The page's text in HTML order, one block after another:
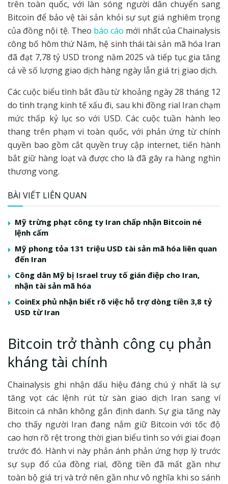
trên toàn quốc, với làn sóng người dân chuyển sang
Bitcoin để bảo vệ tài sản khỏi sự sụt giá nghiêm trọng
của đồng nội tệ. Theo báo cáo mới nhất của Chainalysis
công bố hôm thứ Năm, hệ sinh thái tài sản mã hóa Iran
đã đạt 7,78 tỷ USD trong năm 2025 và tiếp tục gia tăng
cả về số lượng giao dịch hàng ngày lẫn giá trị giao dịch.
Các cuộc biểu tình bắt đầu từ khoảng ngày 28 tháng 12
do tình trạng kinh tế xấu đi, sau khi đồng rial Iran chạm
mức thấp kỷ lục so với USD. Các cuộc tuần hành leo
thang trên phạm vi toàn quốc, với phản ứng từ chính
quyền bao gồm cắt quyền truy cập internet, tiến hành
bắt giữ hàng loạt và được cho là đã gây ra hàng nghìn
thương vong.
BÀI VIẾT LIÊN QUAN
Mỹ trừng phạt công ty Iran chấp nhận Bitcoin né
lệnh cấm
Mỹ phong tỏa 131 triệu USD tài sản mã hóa liên quan
đến Iran
Công dân Mỹ bị Israel truy tố gián điệp cho Iran,
nhận tài sản mã hóa
CoinEx phủ nhận biết rõ việc hỗ trợ dòng tiền 3,8 tỷ
USD từ Iran
Bitcoin trở thành công cụ phản
kháng tài chính
Chainalysis ghi nhận dấu hiệu đáng chú ý nhất là sự
tăng vọt các lệnh rút từ sàn giao dịch Iran sang ví
Bitcoin cá nhân không gắn định danh. Sự gia tăng này
cho thấy người Iran đang nắm giữ Bitcoin với tốc độ
cao hơn rõ rệt trong thời gian biểu tình so với giai đoạn
trước đó. Hành vi này phản ánh phản ứng hợp lý trước
sự sụp đổ của đồng rial, đồng tiền đã mất gần như
toàn bộ giá trị và trở nên gần như vô nghĩa khi so sánh